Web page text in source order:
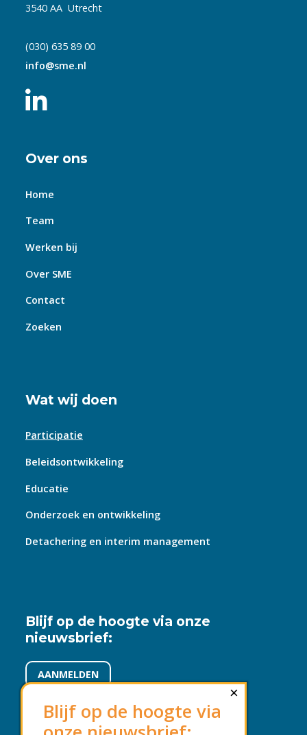
3540 AA Utrecht
(030) 635 89 00
info@sme.nl
Over ons
Home
Team
Werken bij
Over SME
Contact
Zoeken
Wat wij doen
Participatie
Beleidsontwikkeling
Educatie
Onderzoek en ontwikkeling
Detachering en interim management
Blijf op de hoogte via onze
nieuwsbrief:
AANMELDEN
×
Blijf op de hoogte via